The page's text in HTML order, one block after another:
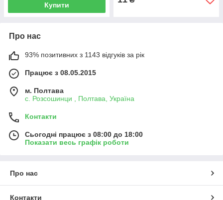
Купити
Про нас
93% позитивних з 1143 відгуків за рік
Працює з 08.05.2015
м. Полтава
с. Розсошинци , Полтава, Україна
Контакти
Сьогодні працює з 08:00 до 18:00
Показати весь графік роботи
Про нас
Контакти